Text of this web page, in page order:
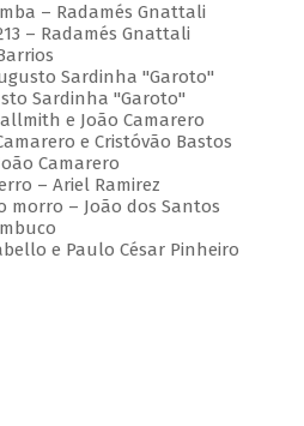
– Radamés Gnattali
– Radamés Gnattali
Sardinha "Garoto"
Sardinha "Garoto"
e João Camarero
e Cristóvão Bastos
Camarero
– Ariel Ramirez
morro – João dos Santos
e Paulo César Pinheiro